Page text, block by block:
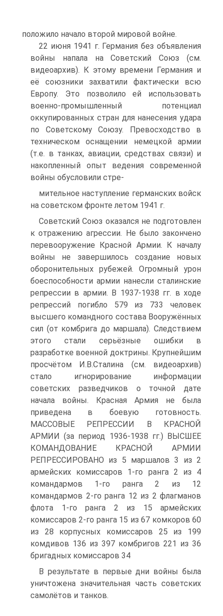
положило начало второй мировой войне.
22 июня 1941 г. Германия без объявления
войны напала на Советский Союз (см.
видеоархив). К этому времени Германия и
её союзники захватили фактически всю
Европу. Это позволило ей использовать
военно-промышленный потенциал
оккупированных стран для нанесения удара
по Советскому Союзу. Превосходство в
техническом оснащении немецкой армии
(т.е. в танках, авиации, средствах связи) и
накопленный опыт ведения современной
войны обусловили стре-
мительное наступление германских войск
на советском фронте летом 1941 г.
Советский Союз оказался не подготовлен
к отражению агрессии. Не было закончено
перевооружение Красной Армии. К началу
войны не завершилось создание новых
оборонительных рубежей. Огромный урон
боеспособности армии нанесли сталинские
репрессии в армии. В 1937-1938 гг. в ходе
репрессий погибло 579 из 733 человек
высшего командного состава Вооружённых
сил (от комбрига до маршала). Следствием
этого стали серьёзные ошибки в
разработке военной доктрины. Крупнейшим
просчётом И.В.Сталина (см. видеоархив)
стало игнорирование информации
советских разведчиков о точной дате
начала войны. Красная Армия не была
приведена в боевую готовность.
МАССОВЫЕ РЕПРЕССИИ В КРАСНОЙ
АРМИИ (за период 1936-1938 гг.) ВЫСШЕЕ
КОМАНДОВАНИЕ КРАСНОЙ АРМИИ
РЕПРЕССИРОВАНО из 5 маршалов 3 из 2
армейских комиссаров 1-го ранга 2 из 4
командармов 1-го ранга 2 из 12
командармов 2-го ранга 12 из 2 флагманов
флота 1-го ранга 2 из 15 армейских
комиссаров 2-го ранга 15 из 67 комкоров 60
из 28 корпусных комиссаров 25 из 199
комдивов 136 из 397 комбригов 221 из 36
бригадных комиссаров 34
В результате в первые дни войны была
уничтожена значительная часть советских
самолётов и танков.